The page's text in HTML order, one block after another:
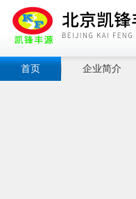
首页 企业简介